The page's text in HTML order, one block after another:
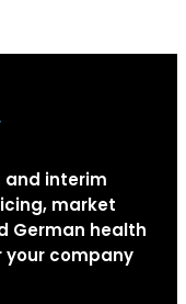
and interim
market
German health
company